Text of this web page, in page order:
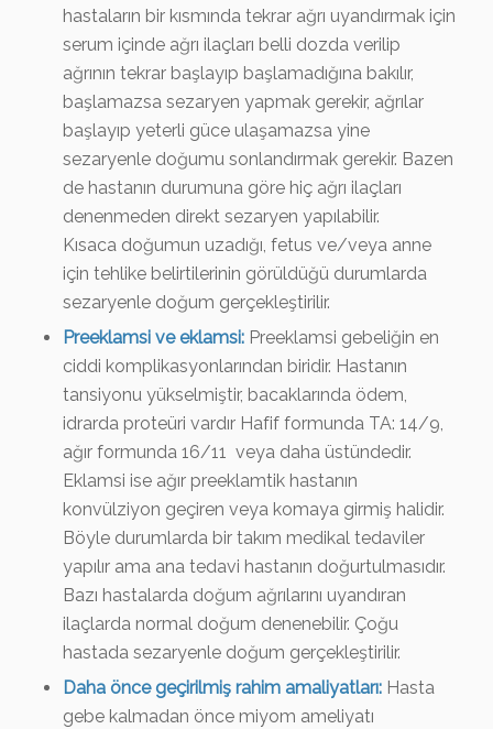
hastaların bir kısmında tekrar ağrı uyandırmak için
serum içinde ağrı ilaçları belli dozda verilip
ağrının tekrar başlayıp başlamadığına bakılır,
başlamazsa sezaryen yapmak gerekir, ağrılar
başlayıp yeterli güce ulaşamazsa yine
sezaryenle doğumu sonlandırmak gerekir. Bazen
de hastanın durumuna göre hiç ağrı ilaçları
denenmeden direkt sezaryen yapılabilir.
Kısaca doğumun uzadığı, fetus ve/veya anne
için tehlike belirtilerinin görüldüğü durumlarda
sezaryenle doğum gerçekleştirilir.
Preeklamsi ve eklamsi: Preeklamsi gebeliğin en
ciddi komplikasyonlarından biridir. Hastanın
tansiyonu yükselmiştir, bacaklarında ödem,
idrarda proteüri vardır Hafif formunda TA: 14/9,
ağır formunda 16/11 veya daha üstündedir.
Eklamsi ise ağır preeklamtik hastanın
konvülziyon geçiren veya komaya girmiş halidir.
Böyle durumlarda bir takım medikal tedaviler
yapılır ama ana tedavi hastanın doğurtulmasıdır.
Bazı hastalarda doğum ağrılarını uyandıran
ilaçlarda normal doğum denenebilir. Çoğu
hastada sezaryenle doğum gerçekleştirilir.
Daha önce geçirilmiş rahim amaliyatları: Hasta
gebe kalmadan önce miyom ameliyatı